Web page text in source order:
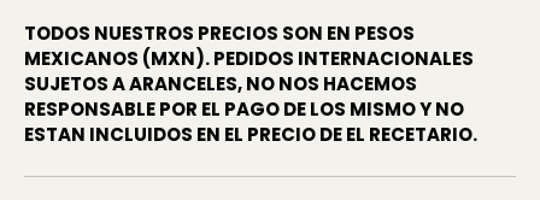
TODOS NUESTROS PRECIOS SON EN PESOS
MEXICANOS (MXN). PEDIDOS INTERNACIONALES
SUJETOS A ARANCELES, NO NOS HACEMOS
RESPONSABLE POR EL PAGO DE LOS MISMO Y NO
ESTAN INCLUIDOS EN EL PRECIO DE EL RECETARIO.